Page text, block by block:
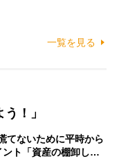
一覧を見る
！」
てないために平時から
ント「資産の棚卸し…